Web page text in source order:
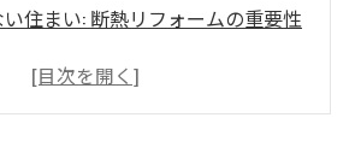
住まい: 断熱リフォームの重要性
る暖かい家: リフォーム業界の最新